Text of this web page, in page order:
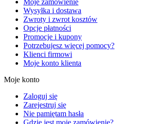
Moje zamówienie
Wysyłka i dostawa
Zwroty i zwrot kosztów
Opcje płatności
Promocje i kupony
Potrzebujesz więcej pomocy?
Klienci firmowi
Moje konto klienta
Moje konto
Zaloguj się
Zarejestruj się
Nie pamiętam hasła